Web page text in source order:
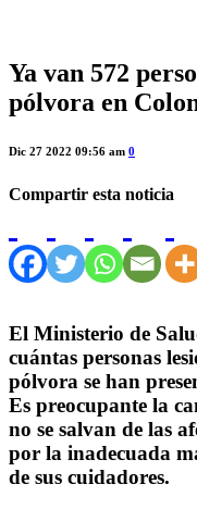
Ya van 572
pólvora en
Dic 27 2022 09:56 am 0
Compartir esta noticia
El Ministerio de
cuántas personas
pólvora se han
Es preocupante la
no se salvan de las
por la inadecuada
de sus cuidadores.